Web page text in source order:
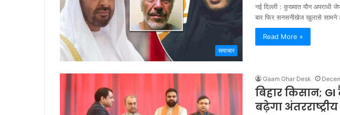
समाचार
नई दिल्ली : कुख्यात यौन अपराधी
बार फिर सनसनीखेज खुलासे
Read More »
Gaam Ghar Desk
बिहार किसान;
बढ़ेगा